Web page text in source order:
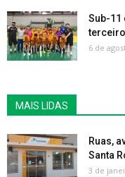
Sub-11
6 de
MAIS LIDAS
Ruas,
Santa
3 de